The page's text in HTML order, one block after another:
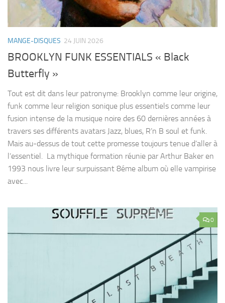
MANGE-DISQUES 24 JUIN 2026
BROOKLYN FUNK ESSENTIALS « Black
Butterfly »
Tout est dit dans leur patronyme: Brooklyn comme leur origine,
funk comme leur religion sonique plus essentiels comme leur
fusion intense de la musique noire des 60 dernières années à
travers ses différents avatars Jazz, blues, R’n B soul et funk.
Mais au-dessus de tout cette promesse toujours tenue d’aller à
l’essentiel. La mythique formation réunie par Arthur Baker en
1993 nous livre leur surpuissant 8éme album où elle vampirise
avec...
0